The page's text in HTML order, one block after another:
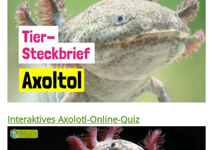
Interaktives Axolotl-Online-Quiz